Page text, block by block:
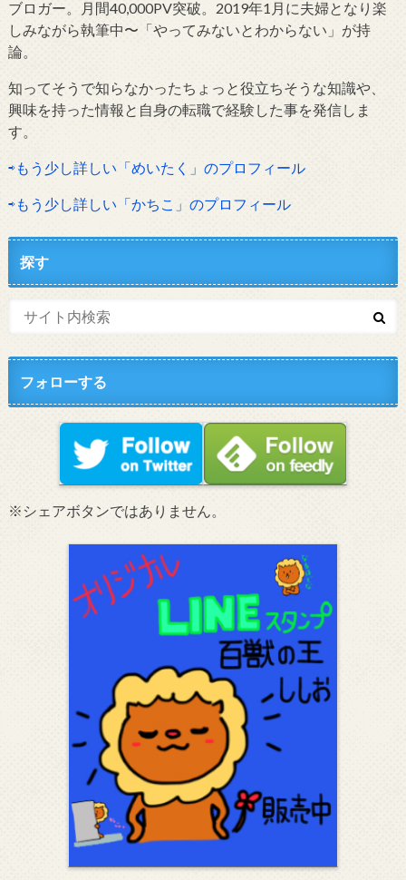
ブロガー。月間40,000PV突破。2019年1月に夫婦となり楽
しみながら執筆中〜「やってみないとわからない」が持
論。
知ってそうで知らなかったちょっと役立ちそうな知識や、
興味を持った情報と自身の転職で経験した事を発信しま
す。
⇨もう少し詳しい「めいたく」のプロフィール
⇨もう少し詳しい「かちこ」のプロフィール
探す
フォローする
※シェアボタンではありません。